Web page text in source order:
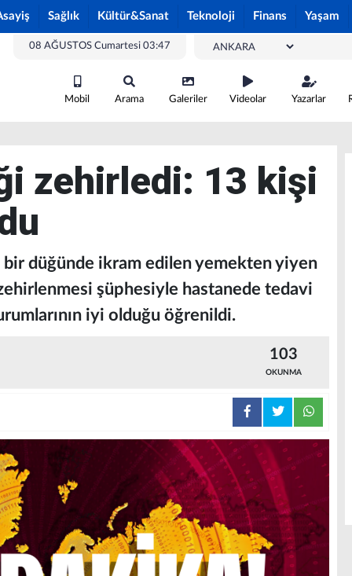
Sağlık Kültür&Sanat Teknoloji Finans Yaşam
08 AĞUSTOS Cumartesi 03:47
Mobil Arama Galeriler Videolar Yazarlar
zehirledi: 13 kişi
düğünde ikram edilen yemekten yiyen
şüphesiyle hastanede tedavi
iyi olduğu öğrenildi.
103
OKUNMA